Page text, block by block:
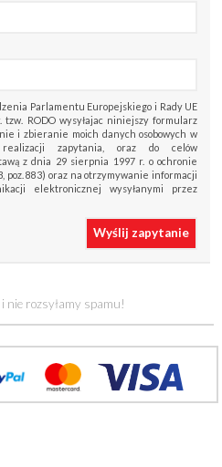
Parlamentu Europejskiego i Rady UE
RODO wysyłajac niniejszy formularz
i zbieranie moich danych osobowych w
zapytania, oraz do celów
z dnia 29 sierpnia 1997 r. o ochronie
poz. 883) oraz na otrzymywanie informacji
elektronicznej wysyłanymi przez
Wyślij zapytanie
nie rozsyłamy spamu!